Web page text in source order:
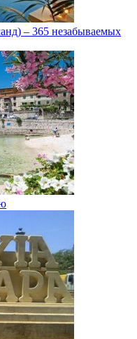
– 365 незабываемых